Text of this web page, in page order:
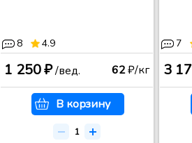
8 4.9
1 250 ₽/вед. 62₽/кг
В корзину
7
3